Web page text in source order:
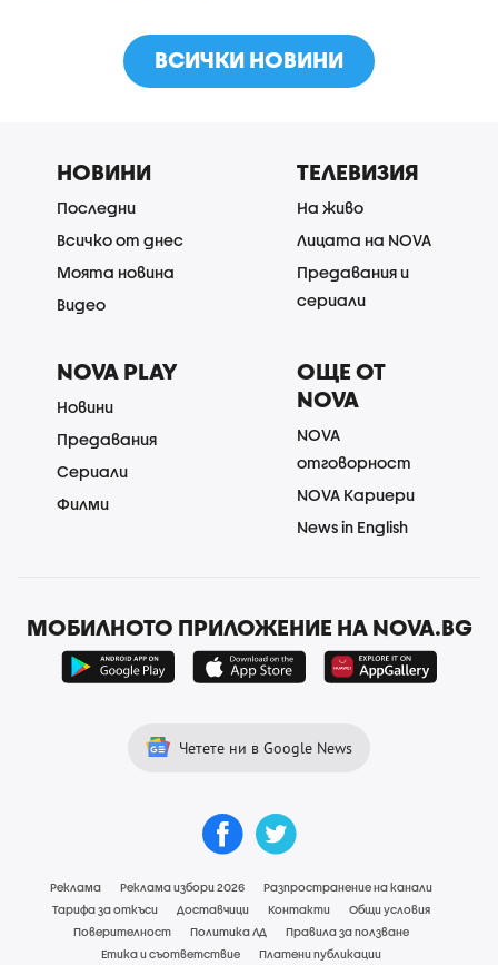
ВСИЧКИ НОВИНИ
НОВИНИ
Последни
Всичко от днес
Моята новина
Видео
ТЕЛЕВИЗИЯ
На живо
Лицата на NOVA
Предавания и
сериали
NOVA PLAY
Новини
Предавания
Сериали
Филми
ОЩЕ ОТ
NOVA
NOVA
отговорност
NOVA Кариери
News in English
МОБИЛНОТО ПРИЛОЖЕНИЕ НА NOVA.BG
Четете ни в Google News
Реклама Реклама избори 2026
Разпространение на канали
Тарифа за откъси
Доставчици Контакти
Общи условия
Поверителност
Политика ЛД
Правила за ползване
Етика и съответствие
Платени публикации